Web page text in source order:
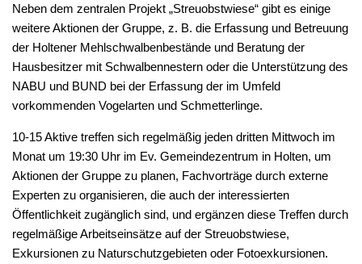
Neben dem zentralen Projekt „Streuobstwiese“ gibt es einige
weitere Aktionen der Gruppe, z. B. die Erfassung und Betreuung
der Holtener Mehlschwalbenbestände und Beratung der
Hausbesitzer mit Schwalbennestern oder die Unterstützung des
NABU und BUND bei der Erfassung der im Umfeld
vorkommenden Vogelarten und Schmetterlinge.
10-15 Aktive treffen sich regelmäßig jeden dritten Mittwoch im
Monat um 19:30 Uhr im Ev. Gemeindezentrum in Holten, um
Aktionen der Gruppe zu planen, Fachvorträge durch externe
Experten zu organisieren, die auch der interessierten
Öffentlichkeit zugänglich sind, und ergänzen diese Treffen durch
regelmäßige Arbeitseinsätze auf der Streuobstwiese,
Exkursionen zu Naturschutzgebieten oder Fotoexkursionen.